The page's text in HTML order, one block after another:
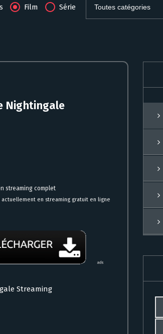
Film Série
Nightingale
streaming complet
en streaming gratuit en ligne
Streaming